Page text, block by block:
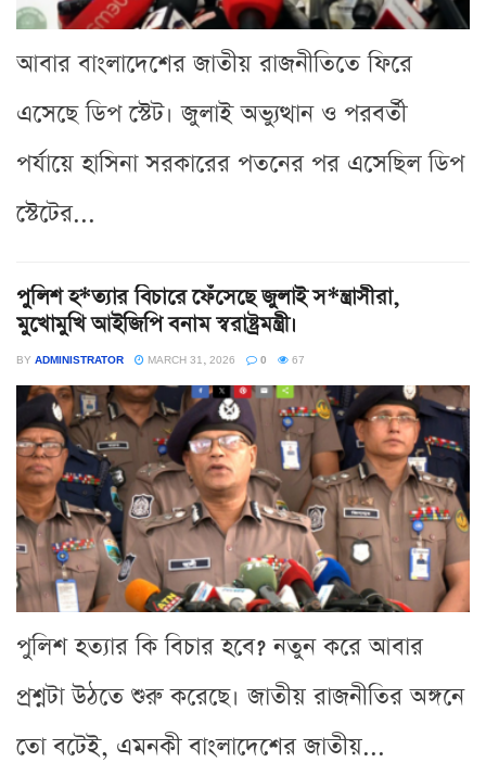
আবার বাংলাদেশের জাতীয় রাজনীতিতে ফিরে
এসেছে ডিপ স্টেট। জুলাই অভ্যুত্থান ও পরবর্তী
পর্যায়ে হাসিনা সরকারের পতনের পর এসেছিল ডিপ
স্টেটের...
পুলিশ হ*ত্যার বিচারে ফেঁসেছে জুলাই স*ন্ত্রাসীরা,
মুখোমুখি আইজিপি বনাম স্বরাষ্ট্রমন্ত্রী।
BY ADMINISTRATOR MARCH 31, 2026 0 67
পুলিশ হত্যার কি বিচার হবে? নতুন করে আবার
প্রশ্নটা উঠতে শুরু করেছে। জাতীয় রাজনীতির অঙ্গনে
তো বটেই, এমনকী বাংলাদেশের জাতীয়...